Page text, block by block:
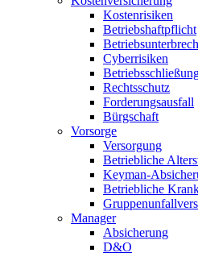
Kostenrisiken
Betriebshaftpflicht
Cyberrisiken
Rechtsschutz
Forderungsausfall
Bürgschaft
Vorsorge
Versorgung
Betriebliche
Keyman-
Betriebliche
Manager
Absicherung
D&O